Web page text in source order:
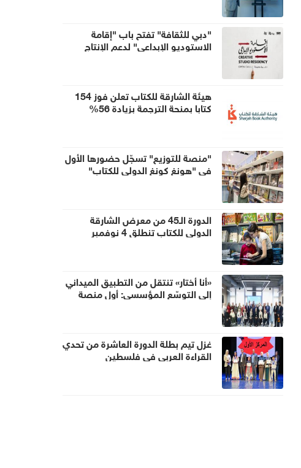
"دبي للثقافة" تفتح باب "إقامة
الاستوديو الإبداعي" لدعم الإنتاج
هيئة الشارقة للكتاب تعلن فوز 154
كتابا بمنحة الترجمة بزيادة 56%
"منصة للتوزيع" تسجّل حضورها الأول
في "هونغ كونغ الدولي للكتاب"
الدورة الـ45 من معرض الشارقة
الدولي للكتاب تنطلق 4 نوفمبر
«أنا أختار» تنتقل من التطبيق الميداني
إلى التوسّع المؤسسي: أول منصة
غزل تيم بطلة الدورة العاشرة من تحدي
القراءة العربي في فلسطين